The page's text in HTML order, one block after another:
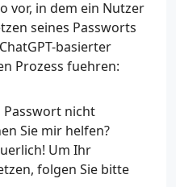
vor, in dem ein Nutzer
seines Passworts
basierter
Prozess fuehren:
Passwort nicht
Sie mir helfen?
Um Ihr
folgen Sie bitte